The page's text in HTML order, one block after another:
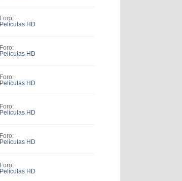
Foro:
Películas HD
Foro:
Películas HD
Foro:
Películas HD
Foro:
Películas HD
Foro:
Películas HD
Foro:
Películas HD